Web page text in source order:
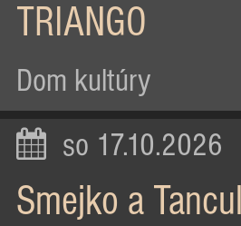
TRIANGO
Dom kultúry
so 17.10.2026
Smejko a